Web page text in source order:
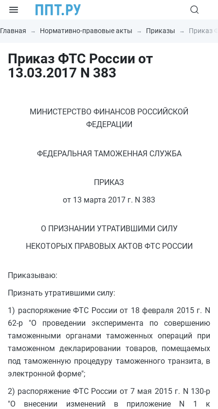
Главная Нормативно-правовые акты Приказы Приказ
Приказ ФТС России от
13.03.2017 N 383
МИНИСТЕРСТВО ФИНАНСОВ РОССИЙСКОЙ
ФЕДЕРАЦИИ
ФЕДЕРАЛЬНАЯ ТАМОЖЕННАЯ СЛУЖБА
ПРИКАЗ
от 13 марта 2017 г. N 383
О ПРИЗНАНИИ УТРАТИВШИМИ СИЛУ
НЕКОТОРЫХ ПРАВОВЫХ АКТОВ ФТС РОССИИ
Приказываю:
Признать утратившими силу:
1) распоряжение ФТС России от 18 февраля 2015 г. N
62-р "О проведении эксперимента по совершению
таможенными органами таможенных операций при
таможенном декларировании товаров, помещаемых
под таможенную процедуру таможенного транзита, в
электронной форме";
2) распоряжение ФТС России от 7 мая 2015 г. N 130-р
"О внесении изменений в приложение N 1 к